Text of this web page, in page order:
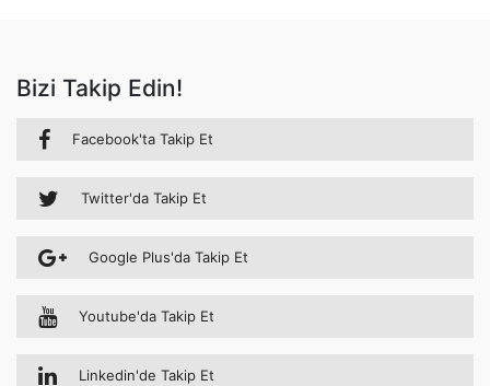
Bizi Takip Edin!
Facebook'ta Takip Et
Twitter'da Takip Et
Google Plus'da Takip Et
Youtube'da Takip Et
Linkedin'de Takip Et